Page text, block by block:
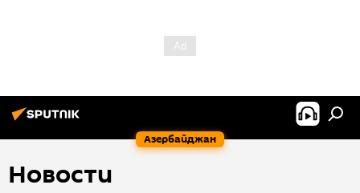
Азербайджан
Новости